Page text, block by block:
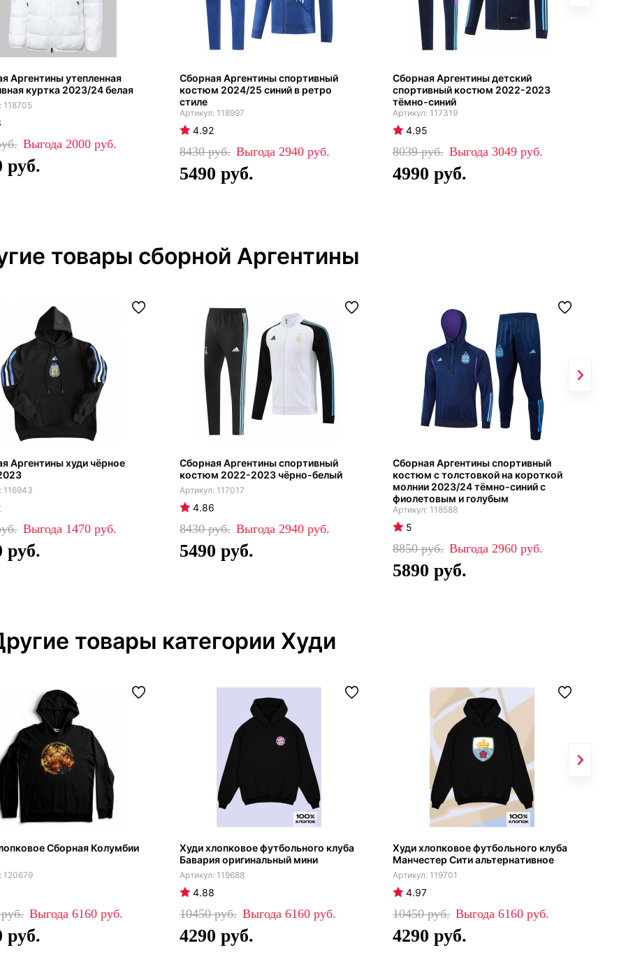
Аргентины утепленная
куртка 2023/24 белая
118705
2000
Сборная Аргентины спортивный
костюм 2024/25 синий в ретро
стиле
118997
4.92
8430 2940
5490
Сборная Аргентины детский
спортивный костюм 2022-2023
тёмно-синий
117319
4.95
8039 3049
4990
товары сборной Аргентины
Аргентины худи чёрное
116943
1470
Сборная Аргентины спортивный
костюм 2022-2023 чёрно-белый
117017
4.86
8430 2940
5490
Сборная Аргентины спортивный
костюм с толстовкой на короткой
молнии 2023/24 тёмно-синий с
фиолетовым и голубым
118588
5
8850 2960
5890
товары категории Худи
Сборная Колумбии
120679
6160
Худи хлопковое футбольного клуба
Бавария оригинальный мини
119688
4.88
10450 6160
4290
Худи хлопковое футбольного клуба
Манчестер Сити альтернативное
119701
4.97
10450 6160
4290